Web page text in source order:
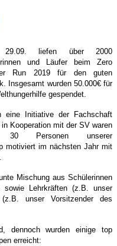
liefen über 2000
und Läufer beim Zero
Run 2019 für den guten
Insgesamt wurden 50.000€ für
gespendet.
eine Initiative der Fachschaft
Kooperation mit der SV waren
Personen unserer
motiviert im nächsten Jahr mit
Mischung aus Schülerinnen
Lehrkräften (z.B. unser
unser Vorsitzender des
dennoch wurden einige top
erreicht: